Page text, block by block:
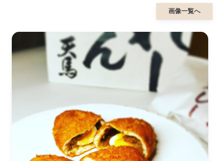
画像一覧へ